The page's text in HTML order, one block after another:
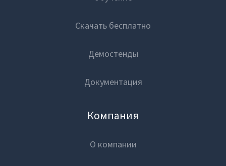
Скачать бесплатно
Демостенды
Документация
Компания
О компании